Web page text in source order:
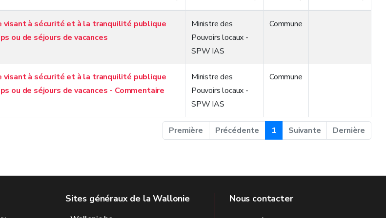
à sécurité et à la tranquilité publique
ou de séjours de vacances
Ministre des
Pouvoirs locaux -
SPW IAS
Commune
à sécurité et à la tranquilité publique
ou de séjours de vacances - Commentaire
Ministre des
Pouvoirs locaux -
SPW IAS
Commune
Première Précédente 1 Suivante Dernière
Sites généraux de la Wallonie Nous contacter